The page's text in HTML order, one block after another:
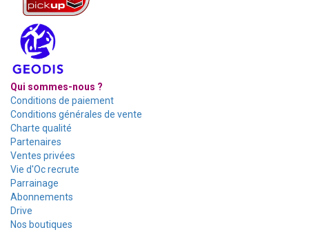
Qui sommes-nous ?
Conditions de paiement
Conditions générales de vente
Charte qualité
Partenaires
Ventes privées
Vie d'Oc recrute
Parrainage
Abonnements
Drive
Nos boutiques